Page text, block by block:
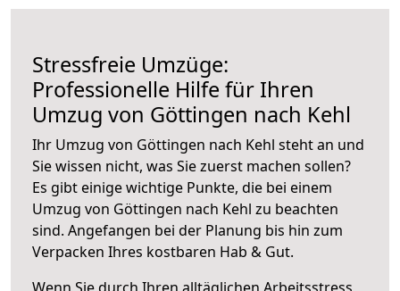
Stressfreie Umzüge:
Professionelle Hilfe für Ihren
Umzug von Göttingen nach Kehl
Ihr Umzug von Göttingen nach Kehl steht an und
Sie wissen nicht, was Sie zuerst machen sollen?
Es gibt einige wichtige Punkte, die bei einem
Umzug von Göttingen nach Kehl zu beachten
sind. Angefangen bei der Planung bis hin zum
Verpacken Ihres kostbaren Hab & Gut.